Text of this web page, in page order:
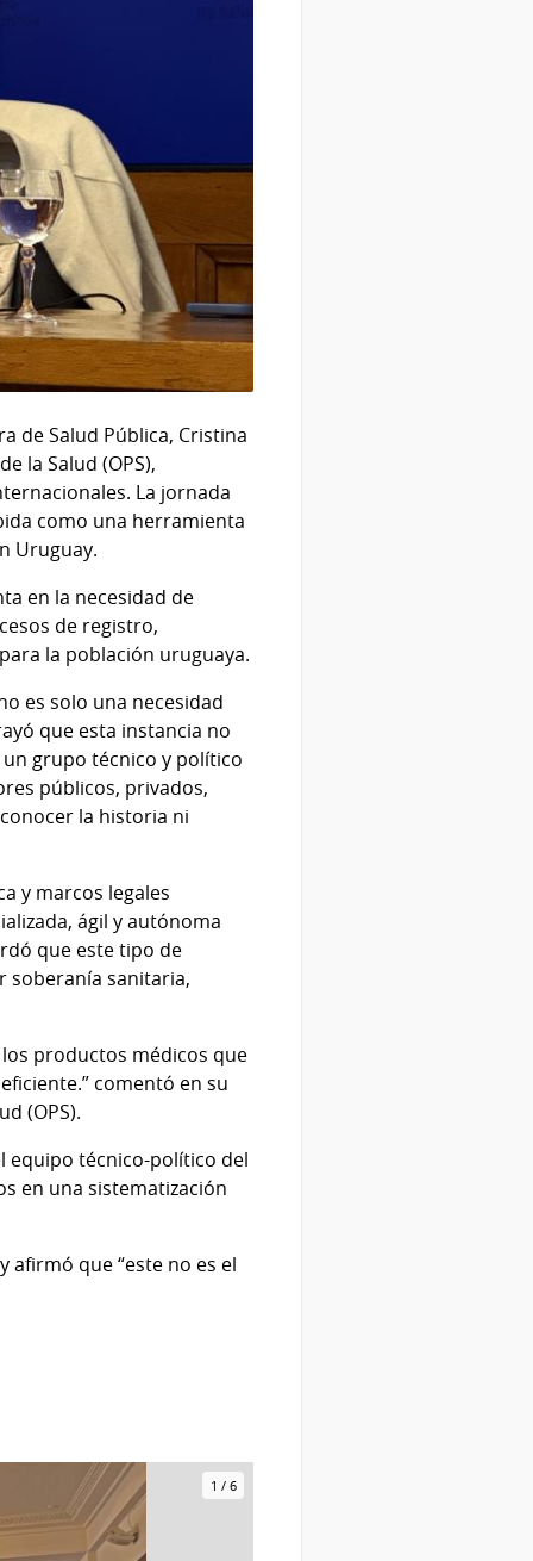
de Salud Pública, Cristina
la Salud (OPS),
La jornada
como una herramienta
Uruguay.
en la necesidad de
de registro,
la población uruguaya.
es solo una necesidad
que esta instancia no
grupo técnico y político
públicos, privados,
la historia ni
y marcos legales
ágil y autónoma
que este tipo de
soberanía sanitaria,
productos médicos que
comentó en su
(OPS).
equipo técnico-político del
en una sistematización
que “este no es el
1 / 6